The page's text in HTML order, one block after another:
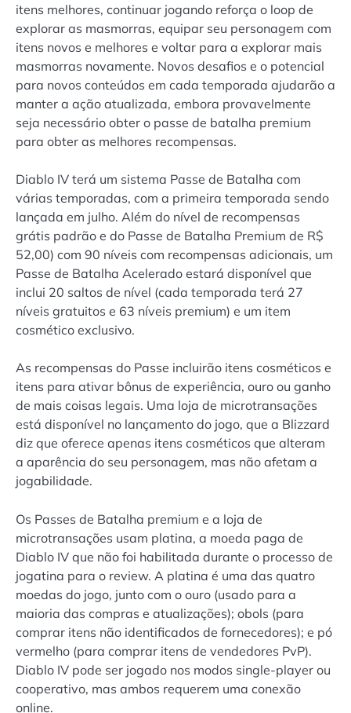
itens melhores, continuar jogando reforça o loop de
explorar as masmorras, equipar seu personagem com
itens novos e melhores e voltar para a explorar mais
masmorras novamente. Novos desafios e o potencial
para novos conteúdos em cada temporada ajudarão a
manter a ação atualizada, embora provavelmente
seja necessário obter o passe de batalha premium
para obter as melhores recompensas.
Diablo IV terá um sistema Passe de Batalha com
várias temporadas, com a primeira temporada sendo
lançada em julho. Além do nível de recompensas
grátis padrão e do Passe de Batalha Premium de R$
52,00) com 90 níveis com recompensas adicionais, um
Passe de Batalha Acelerado estará disponível que
inclui 20 saltos de nível (cada temporada terá 27
níveis gratuitos e 63 níveis premium) e um item
cosmético exclusivo.
As recompensas do Passe incluirão itens cosméticos e
itens para ativar bônus de experiência, ouro ou ganho
de mais coisas legais. Uma loja de microtransações
está disponível no lançamento do jogo, que a Blizzard
diz que oferece apenas itens cosméticos que alteram
a aparência do seu personagem, mas não afetam a
jogabilidade.
Os Passes de Batalha premium e a loja de
microtransações usam platina, a moeda paga de
Diablo IV que não foi habilitada durante o processo de
jogatina para o review. A platina é uma das quatro
moedas do jogo, junto com o ouro (usado para a
maioria das compras e atualizações); obols (para
comprar itens não identificados de fornecedores); e pó
vermelho (para comprar itens de vendedores PvP).
Diablo IV pode ser jogado nos modos single-player ou
cooperativo, mas ambos requerem uma conexão
online.